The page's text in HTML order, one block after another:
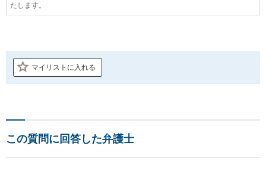
たします。
マイリストに入れる
この質問に回答した弁護士